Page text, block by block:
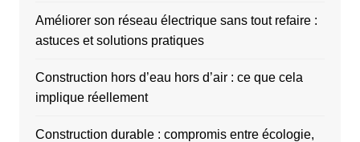
Améliorer son réseau électrique sans tout refaire :
astuces et solutions pratiques
Construction hors d’eau hors d’air : ce que cela
implique réellement
Construction durable : compromis entre écologie,